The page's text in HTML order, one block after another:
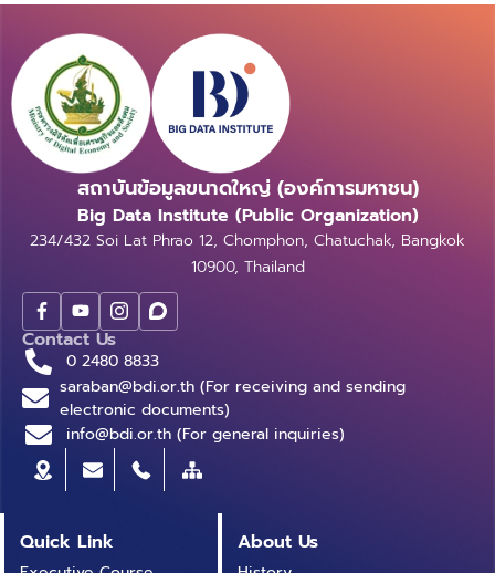
ท่องเที่ยว โดยแบ่งตามช่วงเวลาที่สนใจ แดชบอร์ดแสดง
ข้อมูลการคาดการณ์วันที่เหมาะสมสำหรับการเดินป่า การไป
เที่ยวชายหาด การไปเที่ยวทะเล และกิจกรรมอื่น ๆ โดยมีตัว
กรองให้สามารถเลือกแสดงผลเดือนที่สนใจได้ โดยใช้ความ
สามารถของกรมอุตุนิยมวิทยาที่สามารถพยากรณ์อากาศ
เพื่อประกอบการตัดสินใจเลือกท่องเที่ยวในรูปแบบต่าง ๆ
ตามลักษณะอากาศที่เหมาะสมในการท่องเที่ยว ซึ่งแบ่งเป็น
4 ประเภท ดังนี้ นอกจากนี้ยังมีการแสดงปฏิทินที่แสดง
ความเหมาะสมสำหรับการท่องเที่ยวตลอดทั้งปี โดยแยกเป็น
สามารถดูตัวอย่างประกอบได้ที่ Dashboard 3. การ
พยากรณ์อากาศเพื่อการเดินเรือ การพยากรณ์อากาศเพื่อ
การเดินเรือ อาศัยข้อมูลจาก 2 แบบจำลอง คือ ข้อมูล
จำแนกตามท่าเรือต่าง ๆ โดยข้อมูลที่แสดงใน Dashboard
ได้แก่ พิกัดท่าเรือ ปริมาณน้ำฝน ความสูงคลื่น คาบคลื่น
เฉลี่ย ทิศทางคลื่น ทิศทางลม และความเร็วลม โดยข้อมูล
ต่าง ๆ เหล่านี้ ถูกนำมาใช้เพื่อประกอบการตัดสินใจในการ
เดินเรือ เหล่านี้เป็นเพียงตัวอย่างการประยุกต์ใช้ข้อมูลทาง
อุตุนิยมวิทยาในส่วนของคำแนะนำของการปลูกข้าวในพื้นที่
นาน้ำฝน คำแนะนำในการวางแผนการท่องเที่ยว และการ
ตัดสินใจเดินเรือในเบื้องต้นเท่านั้น ในระยะถัดไปอาจมีการนำ
เกษตร บัตรดินดี หรือชื่อเต็มๆ ว่า “โครงการบริหารจัดการ
ดินเชิงรุกแก่เกษตรกรรายแปลงผ่านบัตรดินดี” เป็น
โครงการที่มีวัตถุประสงค์เพื่อดูแลเกษตรกรผู้ถือบัตรดินดี
ให้ได้รับการบริการด้านดินอย่างใกล้ชิด ประมวลผลปัญหา
การเกษตรในเบื้องต้น พร้อมทั้งให้คำแนะนำการจัดการดิน
โดยกรมพัฒนาที่ดินได้มีการรวบรวมคลังข้อมูลดินของ
เกษตรกรผู้เข้าร่วมโครงการอย่างต่อเนื่อง เพื่อให้เกิดการ
จัดการข้อมูลให้อยู่ในรูปแบบดิจิทัลที่มีประสิทธิภาพ ในการนี้
ทางกรมพัฒนาที่ดินได้ร่วมมือกับ GBDi เพื่อเสริมสร้างการ
ใช้ประโยชน์และวิเคราะห์ข้อมูลที่เกี่ยวข้องในรูปแบบของ
Dashboard เพื่อให้เข้าใจลักษณะข้อมูลของโครงการดัง
กล่าว และสามารถนำข้อมูลเชิงลึกที่ได้จากการวิเคราะห์ไป
ประยุกต์ใช้สำหรับการวางแผน ต่อยอดให้เกิดประโยชน์
สูงสุดแก่เกษตรกรและหน่วยงานที่เกี่ยวข้อง ข้อมูลเพิ่มเติม
หรือสนใจสมัครสมาชิกบัตรดินดี ในเบื้องต้นทางกรม
พัฒนาที่ดินได้ส่งชุดข้อมูลจำนวน 143,034 ราย เพื่อนำมา
วิเคราะห์ในด้านต่าง ๆ ไม่ว่าจะเป็นเรื่องของภาพรวมของผู้
ถือบัตรดินดี รูปที่ 1 แสดง Dashboard ที่ทำให้เราสามารถ
จำนวนสมาชิกที่ได้รับคำแนะนำด้านการจัดการดินเป็นจำนวน
สถาบันข้อมูลขนาดใหญ่ (องค์การมหาชน)
Big Data Institute (Public Organization)
234/432 Soi Lat Phrao 12, Chomphon, Chatuchak, Bangkok
10900, Thailand
Contact Us
0 2480 8833
saraban@bdi.or.th (For receiving and sending
electronic documents)
info@bdi.or.th (For general inquiries)
Quick Link About Us